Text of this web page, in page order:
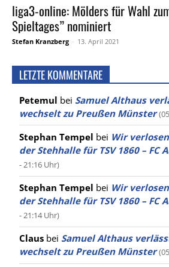
liga3-online: Mölders für Wahl
Spieltages” nominiert
Stefan Kranzberg - 13. April 2021
LETZTE KOMMENTARE
Petemul bei Samuel Althaus
wechselt zu Preußen Münster
Stephan Tempel bei Wir
der Stehhalle für TSV 1860 – FC
- 21:16 Uhr)
Stephan Tempel bei Wir
der Stehhalle für TSV 1860 – FC
- 21:14 Uhr)
Claus bei Samuel Althaus
wechselt zu Preußen Münster